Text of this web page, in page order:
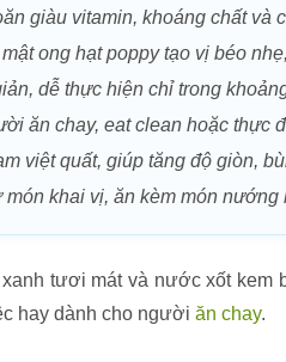
giàu vitamin, khoáng chất và
ong hạt poppy tạo vị béo
dễ thực hiện chỉ trong
ăn chay, eat clean hoặc thực
việt quất, giúp tăng độ giòn,
món khai vị, ăn kèm món nướng
tươi mát và nước xốt kem
hay dành cho ngườiăn chay.